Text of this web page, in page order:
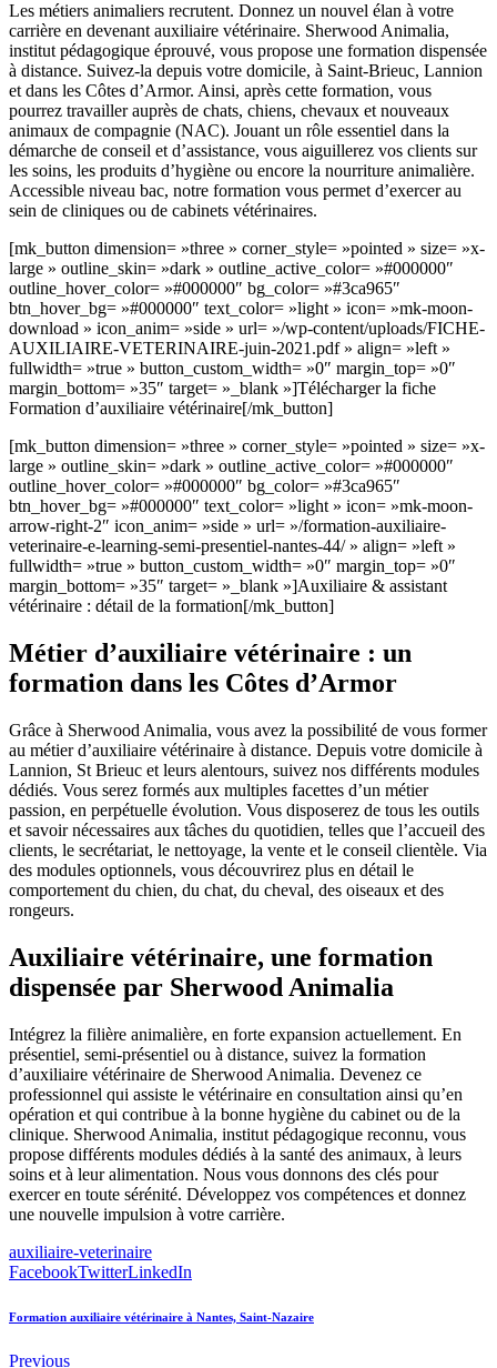
Les métiers animaliers recrutent. Donnez un nouvel élan à votre
carrière en devenant auxiliaire vétérinaire. Sherwood Animalia,
institut pédagogique éprouvé, vous propose une formation dispensée
à distance. Suivez-la depuis votre domicile, à Saint-Brieuc, Lannion
et dans les Côtes d’Armor. Ainsi, après cette formation, vous
pourrez travailler auprès de chats, chiens, chevaux et nouveaux
animaux de compagnie (NAC). Jouant un rôle essentiel dans la
démarche de conseil et d’assistance, vous aiguillerez vos clients sur
les soins, les produits d’hygiène ou encore la nourriture animalière.
Accessible niveau bac, notre formation vous permet d’exercer au
sein de cliniques ou de cabinets vétérinaires.
[mk_button dimension= »three » corner_style= »pointed » size= »x-
large » outline_skin= »dark » outline_active_color= »#000000″
outline_hover_color= »#000000″ bg_color= »#3ca965″
btn_hover_bg= »#000000″ text_color= »light » icon= »mk-moon-
download » icon_anim= »side » url= »/wp-content/uploads/FICHE-
AUXILIAIRE-VETERINAIRE-juin-2021.pdf » align= »left »
fullwidth= »true » button_custom_width= »0″ margin_top= »0″
margin_bottom= »35″ target= »_blank »]Télécharger la fiche
Formation d’auxiliaire vétérinaire[/mk_button]
[mk_button dimension= »three » corner_style= »pointed » size= »x-
large » outline_skin= »dark » outline_active_color= »#000000″
outline_hover_color= »#000000″ bg_color= »#3ca965″
btn_hover_bg= »#000000″ text_color= »light » icon= »mk-moon-
arrow-right-2″ icon_anim= »side » url= »/formation-auxiliaire-
veterinaire-e-learning-semi-presentiel-nantes-44/ » align= »left »
fullwidth= »true » button_custom_width= »0″ margin_top= »0″
margin_bottom= »35″ target= »_blank »]Auxiliaire & assistant
vétérinaire : détail de la formation[/mk_button]
Métier d’auxiliaire vétérinaire : un
formation dans les Côtes d’Armor
Grâce à Sherwood Animalia, vous avez la possibilité de vous former
au métier d’auxiliaire vétérinaire à distance. Depuis votre domicile à
Lannion, St Brieuc et leurs alentours, suivez nos différents modules
dédiés. Vous serez formés aux multiples facettes d’un métier
passion, en perpétuelle évolution. Vous disposerez de tous les outils
et savoir nécessaires aux tâches du quotidien, telles que l’accueil des
clients, le secrétariat, le nettoyage, la vente et le conseil clientèle. Via
des modules optionnels, vous découvrirez plus en détail le
comportement du chien, du chat, du cheval, des oiseaux et des
rongeurs.
Auxiliaire vétérinaire, une formation
dispensée par Sherwood Animalia
Intégrez la filière animalière, en forte expansion actuellement. En
présentiel, semi-présentiel ou à distance, suivez la formation
d’auxiliaire vétérinaire de Sherwood Animalia. Devenez ce
professionnel qui assiste le vétérinaire en consultation ainsi qu’en
opération et qui contribue à la bonne hygiène du cabinet ou de la
clinique. Sherwood Animalia, institut pédagogique reconnu, vous
propose différents modules dédiés à la santé des animaux, à leurs
soins et à leur alimentation. Nous vous donnons des clés pour
exercer en toute sérénité. Développez vos compétences et donnez
une nouvelle impulsion à votre carrière.
auxiliaire-veterinaire
FacebookTwitterLinkedIn
Formation auxiliaire vétérinaire à Nantes, Saint-Nazaire
Previous